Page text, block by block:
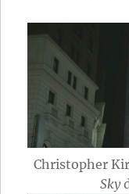
Christopher
Sky